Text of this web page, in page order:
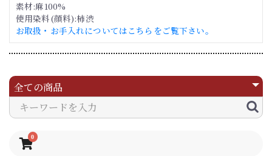
0
素材:麻100%
使用染料(顔料):柿渋
お取扱・お手入れについてはこちらをご覧下さい。